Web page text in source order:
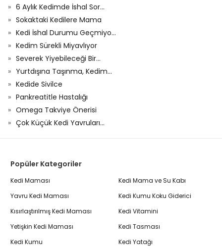
6 Aylık Kedimde İshal Sor...
Sokaktaki Kedilere Mama
Kedi İshal Durumu Geçmiyo...
Kedim Sürekli Miyavlıyor
Severek Yiyebileceği Bir...
Yurtdışına Taşınma, Kedim...
Kedide Sivilce
Pankreatitle Hastalığı
Omega Takviye Önerisi
Çok Küçük Kedi Yavruları...
Popüler Kategoriler
Kedi Maması
Yavru Kedi Maması
Kısırlaştırılmış Kedi Maması
Yetişkin Kedi Maması
Kedi Kumu
Kedi Mama ve Su Kabı
Kedi Kumu Koku Giderici
Kedi Vitamini
Kedi Tasması
Kedi Yatağı